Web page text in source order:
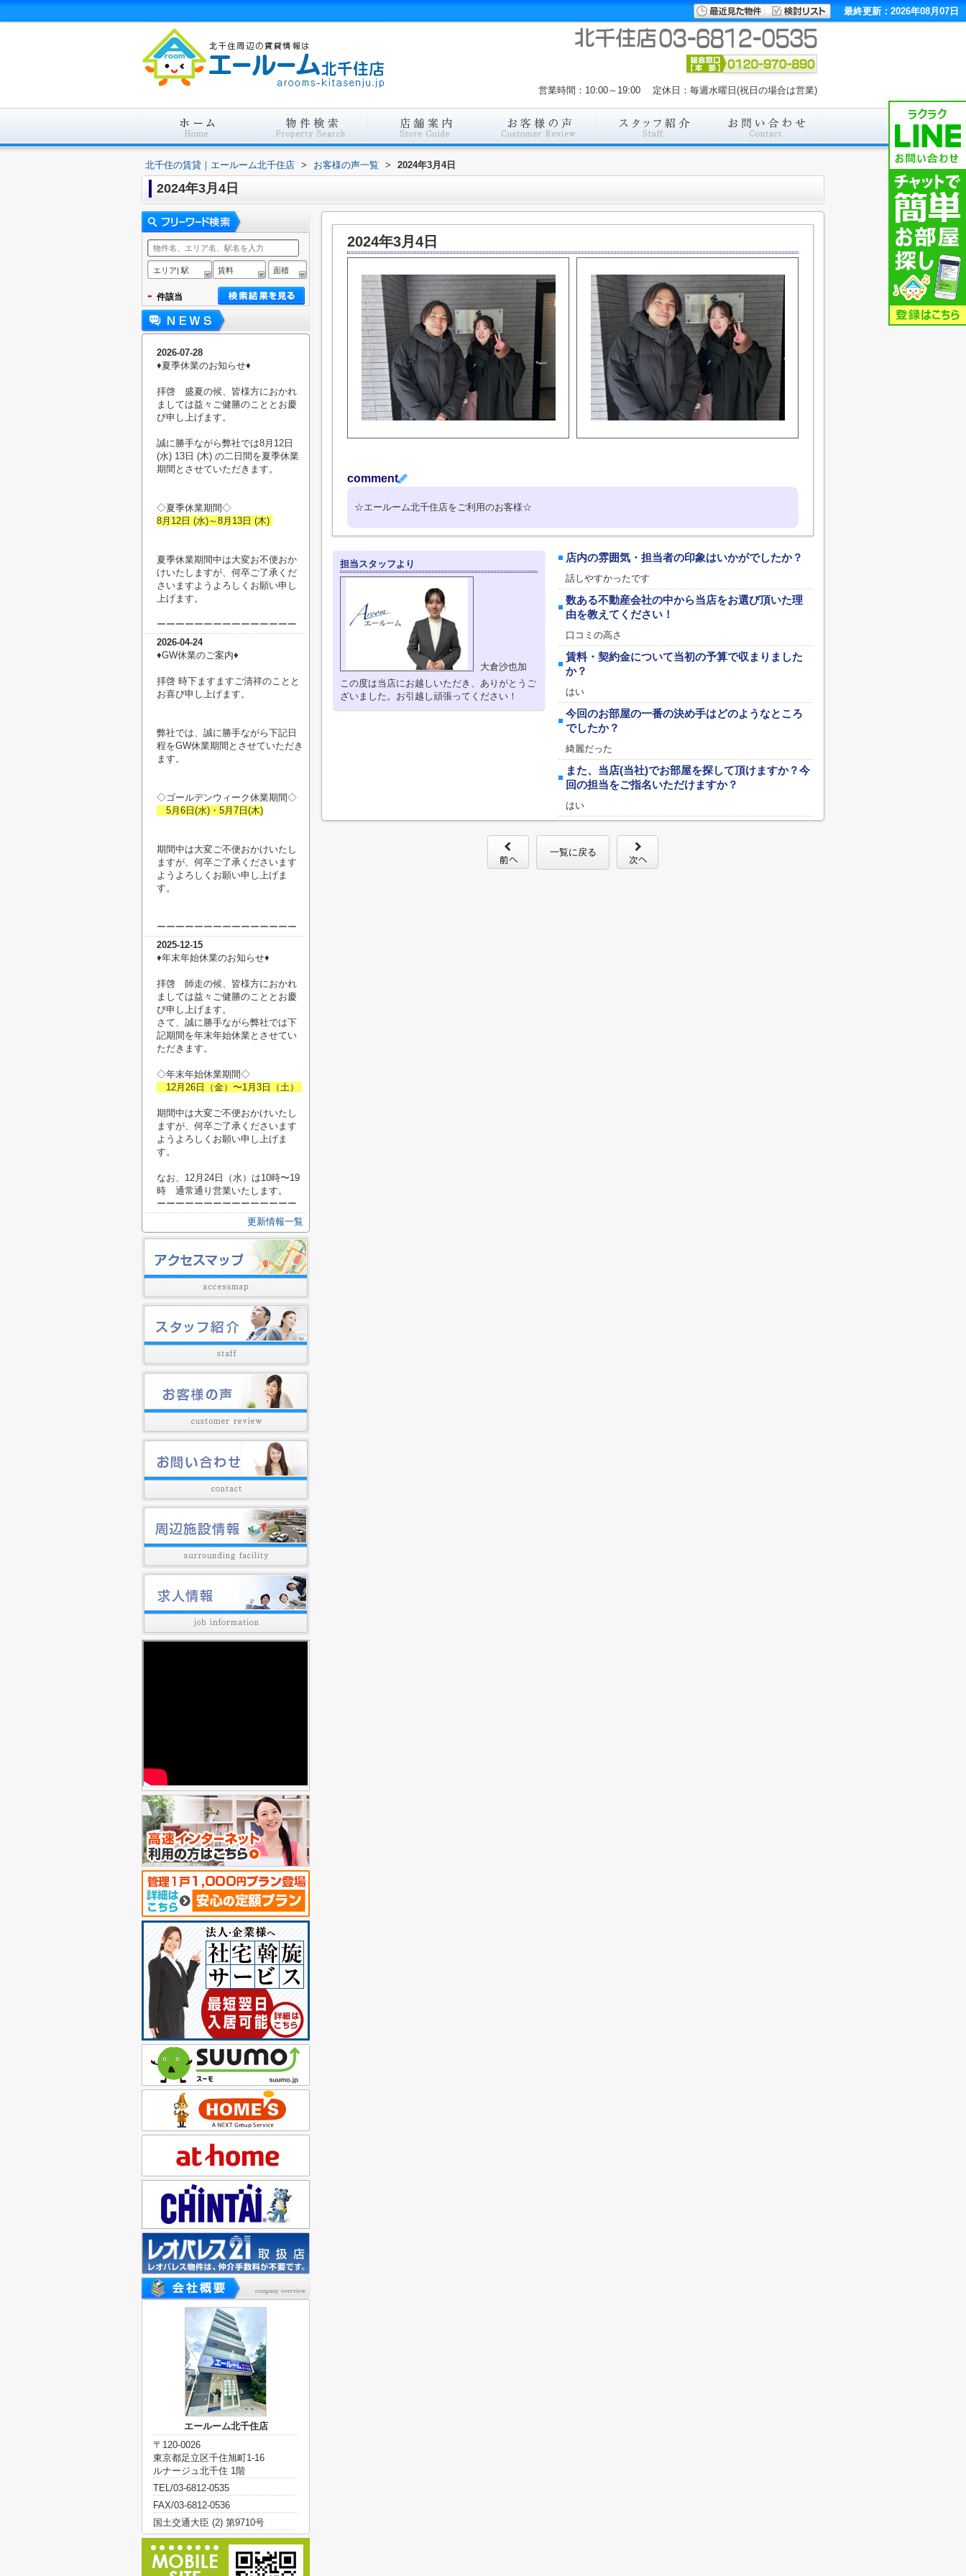
最終更新：2026年08月07日
営業時間：10:00～19:00 定休日：毎週水曜日(祝日の場合は営業)
北千住の賃貸｜エールーム北千住店 > お客様の声一覧 > 2024年3月4日
2024年3月4日
2024年3月4日
comment
☆エールーム北千住店をご利用のお客様☆
担当スタッフより
大倉沙也加
この度は当店にお越しいただき、ありがとうご
ざいました。お引越し頑張ってください！
店内の雰囲気・担当者の印象はいかがでしたか？
話しやすかったです
数ある不動産会社の中から当店をお選び頂いた理
由を教えてください！
口コミの高さ
賃料・契約金について当初の予算で収まりました
か？
はい
今回のお部屋の一番の決め手はどのようなところ
でしたか？
綺麗だった
また、当店(当社)でお部屋を探して頂けますか？今
回の担当をご指名いただけますか？
はい
一覧に戻る
エリア| 駅 賃料 面積
- 件該当
2026-07-28
♦︎夏季休業のお知らせ♦︎
拝啓 盛夏の候、皆様方におかれ
ましては益々ご健勝のこととお慶
び申し上げます。
誠に勝手ながら弊社では8月12日
(水) 13日 (木) の二日間を夏季休業
期間とさせていただきます。
◇夏季休業期間◇
8月12日 (水)～8月13日 (木)
夏季休業期間中は大変お不便おか
けいたしますが、何卒ご了承くだ
さいますようよろしくお願い申し
上げます。
ーーーーーーーーーーーーーーー
2026-04-24
♦︎GW休業のご案内♦︎
拝啓 時下ますますご清祥のことと
お喜び申し上げます。
弊社では、誠に勝手ながら下記日
程をGW休業期間とさせていただき
ます。
◇ゴールデンウィーク休業期間◇
5月6日(水)・5月7日(木)
期間中は大変ご不便おかけいたし
ますが、何卒ご了承くださいます
ようよろしくお願い申し上げま
す。
ーーーーーーーーーーーーーーー
2025-12-15
♦︎年末年始休業のお知らせ♦︎
拝啓 師走の候、皆様方におかれ
ましては益々ご健勝のこととお慶
び申し上げます。
さて、誠に勝手ながら弊社では下
記期間を年末年始休業とさせてい
ただきます。
◇年末年始休業期間◇
12月26日（金）〜1月3日（土）
期間中は大変ご不便おかけいたし
ますが、何卒ご了承くださいます
ようよろしくお願い申し上げま
す。
なお、12月24日（水）は10時〜19
時 通常通り営業いたします。
ーーーーーーーーーーーーーーー
更新情報一覧
エールーム北千住店
〒120-0026
東京都足立区千住旭町1-16
ルナージュ北千住 1階
TEL/03-6812-0535
FAX/03-6812-0536
国土交通大臣 (2) 第9710号